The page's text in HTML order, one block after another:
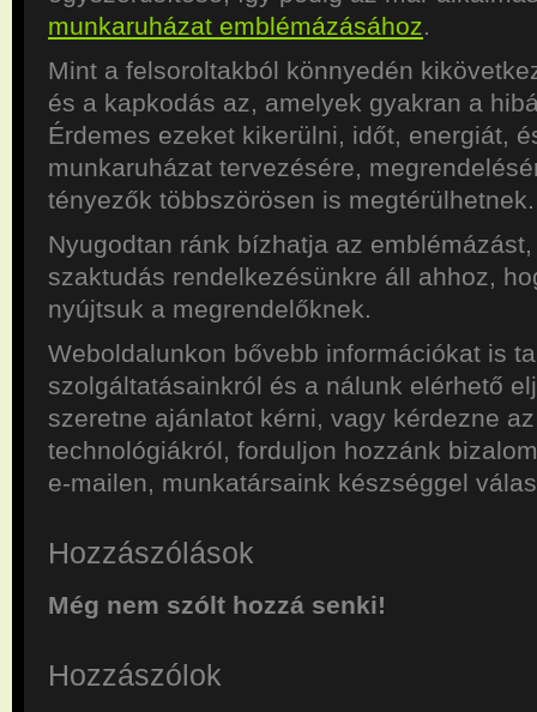
munkaruházat emblémázásához.
Mint a felsoroltakból könnyedén
és a kapkodás az, amelyek gyakran a
Érdemes ezeket kikerülni, időt, energiát,
munkaruházat tervezésére,
tényezők többszörösen is megtérülhetnek.
Nyugodtan ránk bízhatja az
szaktudás rendelkezésünkre áll ahhoz,
nyújtsuk a megrendelőknek.
Weboldalunkon bővebb információkat is
szolgáltatásainkról és a nálunk elérhető
szeretne ajánlatot kérni, vagy kérdezne
technológiákról, forduljon hozzánk
e-mailen, munkatársaink készséggel
Hozzászólások
Még nem szólt hozzá senki!
Hozzászólok